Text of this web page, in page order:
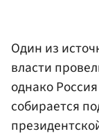
Один из
власти
однако
собирается